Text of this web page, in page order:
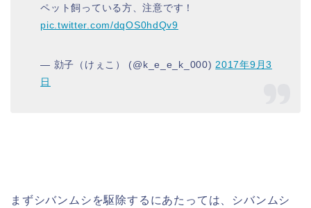
ペット飼っている方、注意です！
pic.twitter.com/dqOS0hdQv9
— 勍子（けぇこ） (@k_e_e_k_000) 2017年9月3
日
まずシバンムシを駆除するにあたっては、シバンムシ